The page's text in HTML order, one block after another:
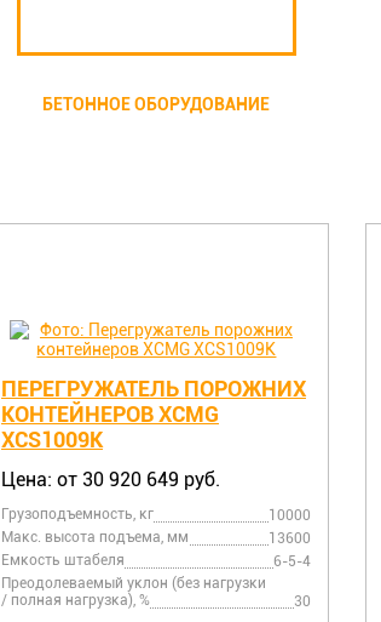
БЕТОННОЕ ОБОРУДОВАНИЕ
ПЕРЕГРУЖАТЕЛЬ ПОРОЖНИХ
КОНТЕЙНЕРОВ XCMG
XCS1009K
Цена: от 30 920 649 руб.
Грузоподъемность, кг
10000
Макс. высота подъема, мм
13600
Емкость штабеля
6-5-4
Преодолеваемый уклон (без нагрузки
/ полная нагрузка), %
30